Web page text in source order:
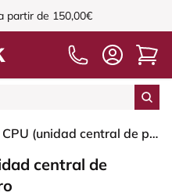
partir de 150,00€
Soporte para CPU (unidad central de proceso) Bundy II Negro
central de